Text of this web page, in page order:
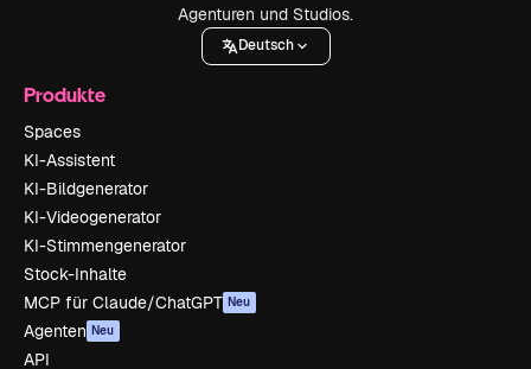
Agenturen und Studios.
Deutsch
Produkte
Spaces
KI-Assistent
KI-Bildgenerator
KI-Videogenerator
KI-Stimmengenerator
Stock-Inhalte
MCP für Claude/ChatGPT Neu
Agenten Neu
API